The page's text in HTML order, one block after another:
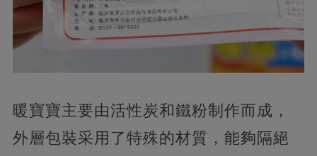
暖寶寶主要由活性炭和鐵粉制作而成，
外層包裝采用了特殊的材質，能夠隔絕